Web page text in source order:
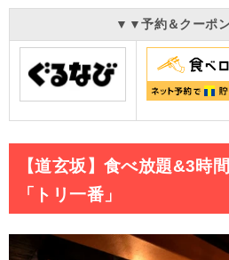
▼▼予約＆クーポ
【道玄坂】食べ放題&3時
「トリ一番」